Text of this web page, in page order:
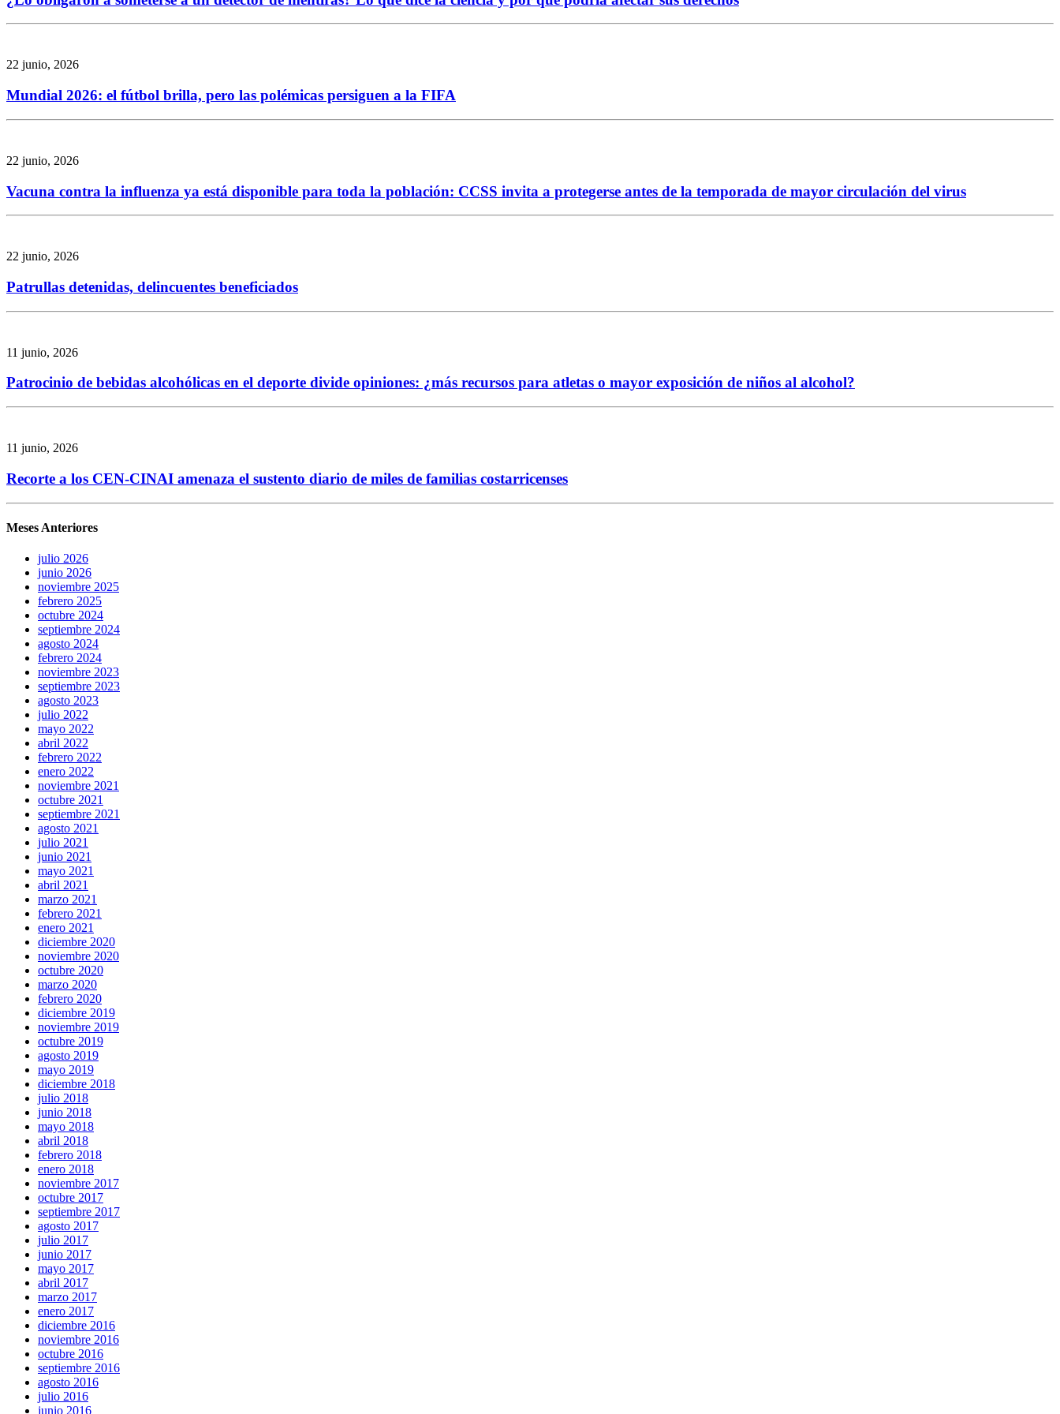
22 junio, 2026
Mundial 2026: el fútbol brilla, pero las polémicas persiguen a la FIFA
22 junio, 2026
Vacuna contra la influenza ya está disponible para toda la población: CCSS invita a protegerse antes de la temporada de mayor circulación del virus
22 junio, 2026
Patrullas detenidas, delincuentes beneficiados
11 junio, 2026
Patrocinio de bebidas alcohólicas en el deporte divide opiniones: ¿más recursos para atletas o mayor exposición de niños al alcohol?
11 junio, 2026
Recorte a los CEN-CINAI amenaza el sustento diario de miles de familias costarricenses
Meses Anteriores
julio 2026
junio 2026
noviembre 2025
febrero 2025
octubre 2024
septiembre 2024
agosto 2024
febrero 2024
noviembre 2023
septiembre 2023
agosto 2023
julio 2022
mayo 2022
abril 2022
febrero 2022
enero 2022
noviembre 2021
octubre 2021
septiembre 2021
agosto 2021
julio 2021
junio 2021
mayo 2021
abril 2021
marzo 2021
febrero 2021
enero 2021
diciembre 2020
noviembre 2020
octubre 2020
marzo 2020
febrero 2020
diciembre 2019
noviembre 2019
octubre 2019
agosto 2019
mayo 2019
diciembre 2018
julio 2018
junio 2018
mayo 2018
abril 2018
febrero 2018
enero 2018
noviembre 2017
octubre 2017
septiembre 2017
agosto 2017
julio 2017
junio 2017
mayo 2017
abril 2017
marzo 2017
enero 2017
diciembre 2016
noviembre 2016
octubre 2016
septiembre 2016
agosto 2016
julio 2016
junio 2016